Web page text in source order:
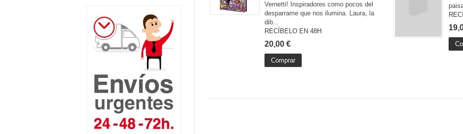
Vernetti! Inspiradores como pocos del
desparrame que nos ilumina. Laura, la
dib...
RECÍBELO EN 48H
20,00 €
Comprar